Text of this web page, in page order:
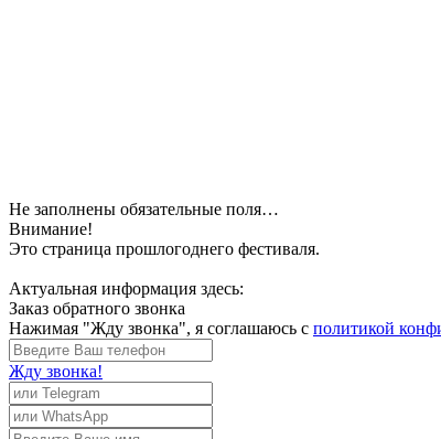
Не заполнены обязательные поля…
Внимание!
Это страница прошлогоднего фестиваля.
Актуальная информация здесь:
Заказ обратного звонка
Нажимая "Жду звонка", я соглашаюсь с политикой
Жду звонка!